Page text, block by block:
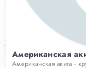
Американская
Американская акита -